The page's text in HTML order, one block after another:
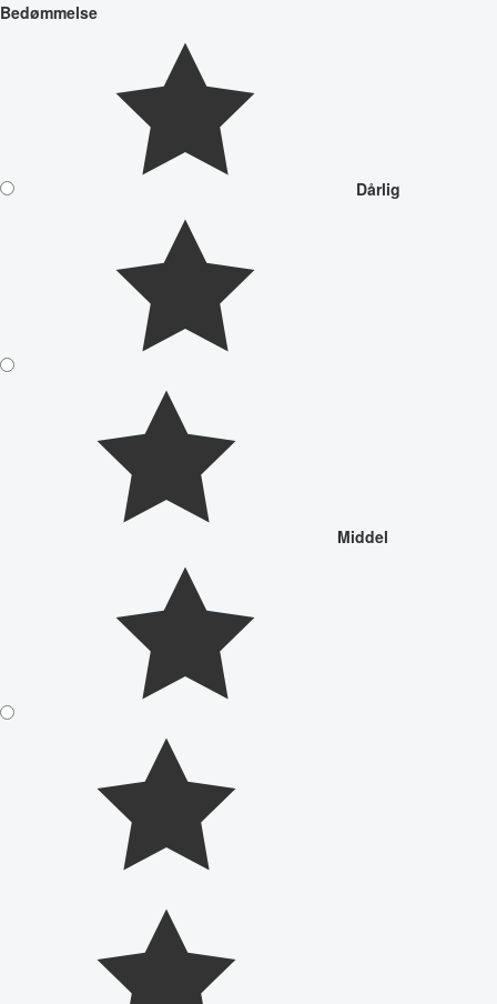
Bedømmelse
Dårlig
Middel